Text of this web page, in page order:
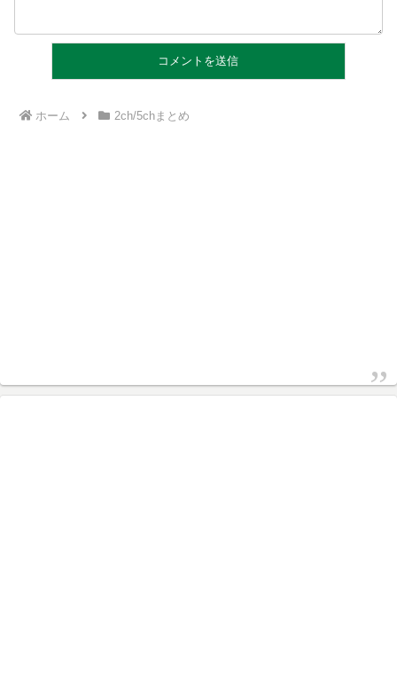
ホーム 2ch/5chまとめ